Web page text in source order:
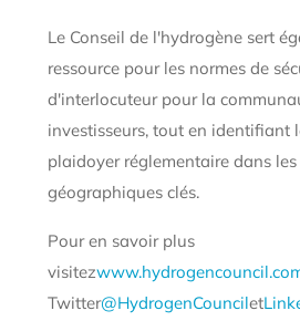
Le Conseil de l'hydrogène sert
ressource pour les normes de
d'interlocuteur pour la
investisseurs, tout en identifiant
plaidoyer réglementaire dans
géographiques clés.
Pour en savoir plus
visitez
Twitter@HydrogenCouncilet